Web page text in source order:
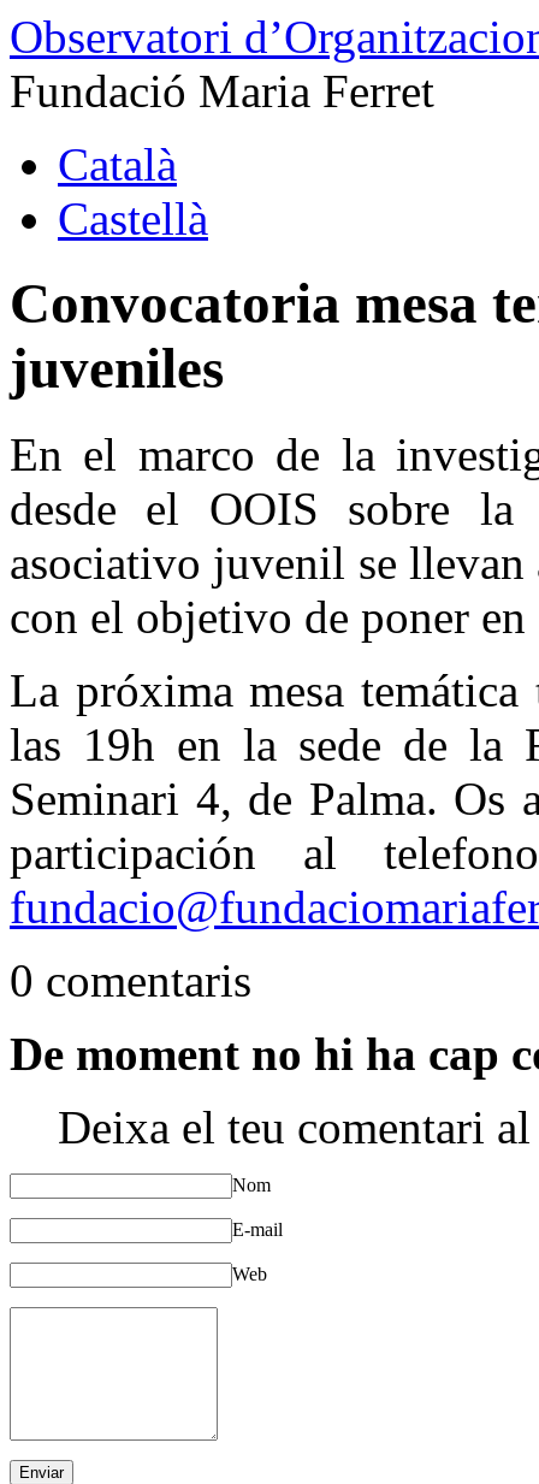
Observatori
Fundació Maria Ferret
Català
Castellà
Convocatoria mesa
juveniles
En el marco de la
desde el OOIS sobre
asociativo juvenil se llevan
con el objetivo de poner
La próxima mesa
las 19h en la sede de la
Seminari 4, de Palma. Os
participación al
0 comentaris
De moment no hi ha cap
Deixa el teu comentari
Nom
E-mail
Web